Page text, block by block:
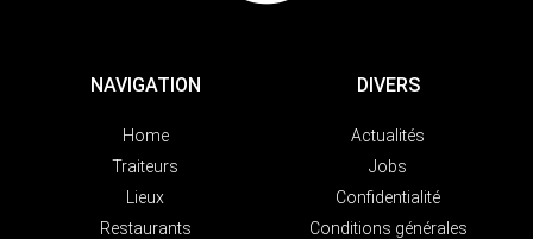
NAVIGATION
Home
Traiteurs
Lieux
Restaurants
DIVERS
Actualités
Jobs
Confidentialité
Conditions générales